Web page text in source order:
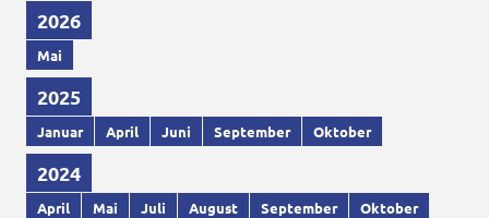
2026
Mai
2025
Januar April Juni September Oktober
2024
April Mai Juli August September
Oktober